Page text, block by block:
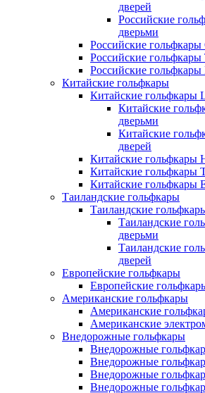
дверей
Российские
дверьми
Российские гольфкары
Российские гольфкары
Российские гольфкары
Китайские гольфкары
Китайские гольфкары
Китайские
дверьми
Китайские
дверей
Китайские
Китайские гольфкары
Китайские гольфкары
Таиландские гольфкары
Таиландские
Таиландские
дверьми
Таиландские
дверей
Европейские гольфкары
Европейские
Американские гольфкары
Американские
Американские
Внедорожные гольфкары
Внедорожные
Внедорожные
Внедорожные
Внедорожные